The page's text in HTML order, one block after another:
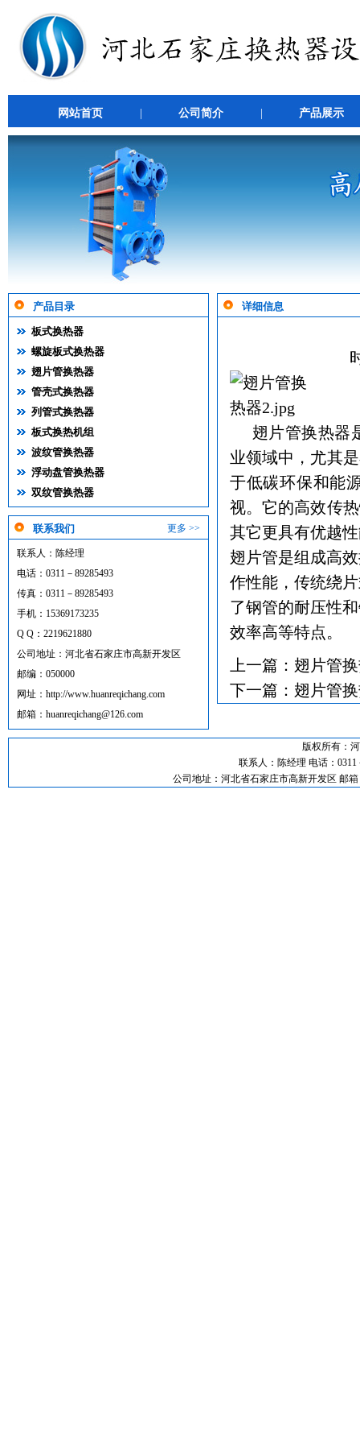
网站首页 公司简介 产品展示
产品目录
板式换热器
螺旋板式换热器
翅片管换热器
管壳式换热器
列管式换热器
板式换热机组
波纹管换热器
浮动盘管换热器
双纹管换热器
更多 >>
联系我们
联系人：陈经理
电话：0311－89285493
传真：0311－89285493
手机：15369173235
Q Q：2219621880
公司地址：河北省石家庄市高新开发区
邮编：050000
网址： http://www.huanreqichang.com
邮箱： huanreqichang@126.com
详细信息
翅片管换热器
业领域中，尤其
于低碳环保和能
视。它的高效传
其它更具有优越
翅片管是组成高
作性能，传统绕
了钢管的耐压性
效率高等特点。
上一篇： 翅片管
下一篇： 翅片管
版权所有：
联系人：陈经理 电话：0311
公司地址：河北省石家庄市高新开发区 邮箱